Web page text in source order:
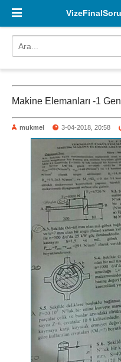
Makine Elemanları -1
mukmel 3-04-2018, 20:58